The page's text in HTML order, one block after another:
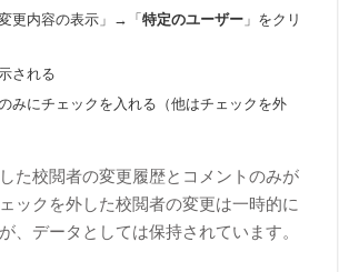
更内容の表示」→「特定のユーザー 」をクリ
される
みにチェックを入れる（他はチェックを外
た校閲者の変更履歴とコメントのみが
ックを外した校閲者の変更は一時的に
、データとしては保持されています。